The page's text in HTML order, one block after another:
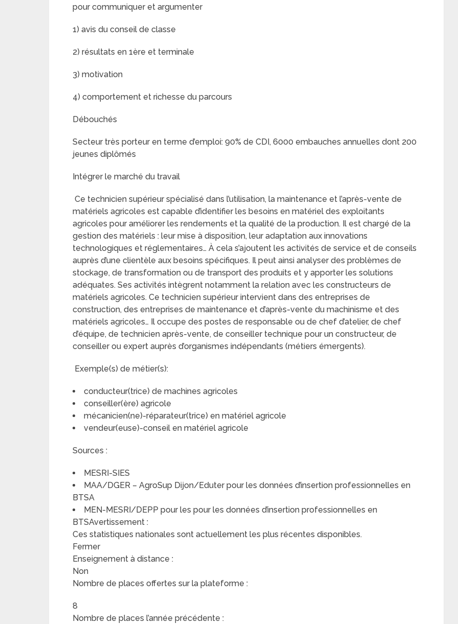
pour communiquer et argumenter
1) avis du conseil de classe
2) résultats en 1ère et terminale
3) motivation
4) comportement et richesse du parcours
Débouchés
Secteur très porteur en terme d’emploi: 90% de CDI, 6000 embauches annuelles dont 200
jeunes diplômés
Intégrer le marché du travail
Ce technicien supérieur spécialisé dans l’utilisation, la maintenance et l’après-vente de
matériels agricoles est capable d’identifier les besoins en matériel des exploitants
agricoles pour améliorer les rendements et la qualité de la production. Il est chargé de la
gestion des matériels : leur mise à disposition, leur adaptation aux innovations
technologiques et réglementaires… À cela s’ajoutent les activités de service et de conseils
auprès d’une clientèle aux besoins spécifiques. Il peut ainsi analyser des problèmes de
stockage, de transformation ou de transport des produits et y apporter les solutions
adéquates. Ses activités intègrent notamment la relation avec les constructeurs de
matériels agricoles. Ce technicien supérieur intervient dans des entreprises de
construction, des entreprises de maintenance et d’après-vente du machinisme et des
matériels agricoles… Il occupe des postes de responsable ou de chef d’atelier, de chef
d’équipe, de technicien après-vente, de conseiller technique pour un constructeur, de
conseiller ou expert auprès d’organismes indépendants (métiers émergents).
Exemple(s) de métier(s):
conducteur(trice) de machines agricoles
conseiller(ère) agricole
mécanicien(ne)-réparateur(trice) en matériel agricole
vendeur(euse)-conseil en matériel agricole
Sources :
MESRI-SIES
MAA/DGER – AgroSup Dijon/Eduter pour les données d’insertion professionnelles en
BTSA
MEN-MESRI/DEPP pour les pour les données d’insertion professionnelles en
BTSAvertissement :
Ces statistiques nationales sont actuellement les plus récentes disponibles.
Fermer
Enseignement à distance :
Non
Nombre de places offertes sur la plateforme :
8
Nombre de places l’année précédente :